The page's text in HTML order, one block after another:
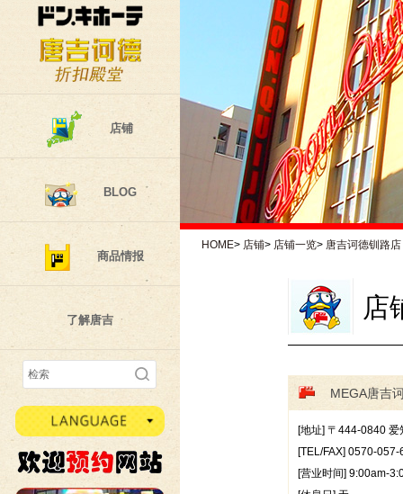
店铺
BLOG
商品情报
了解唐吉
HOME> 店铺> 店铺一览> 唐吉诃德钏路店
店
MEGA唐吉
[地址] 〒444-0840
[TEL/FAX] 0570-057-
[营业时间] 9:00am-